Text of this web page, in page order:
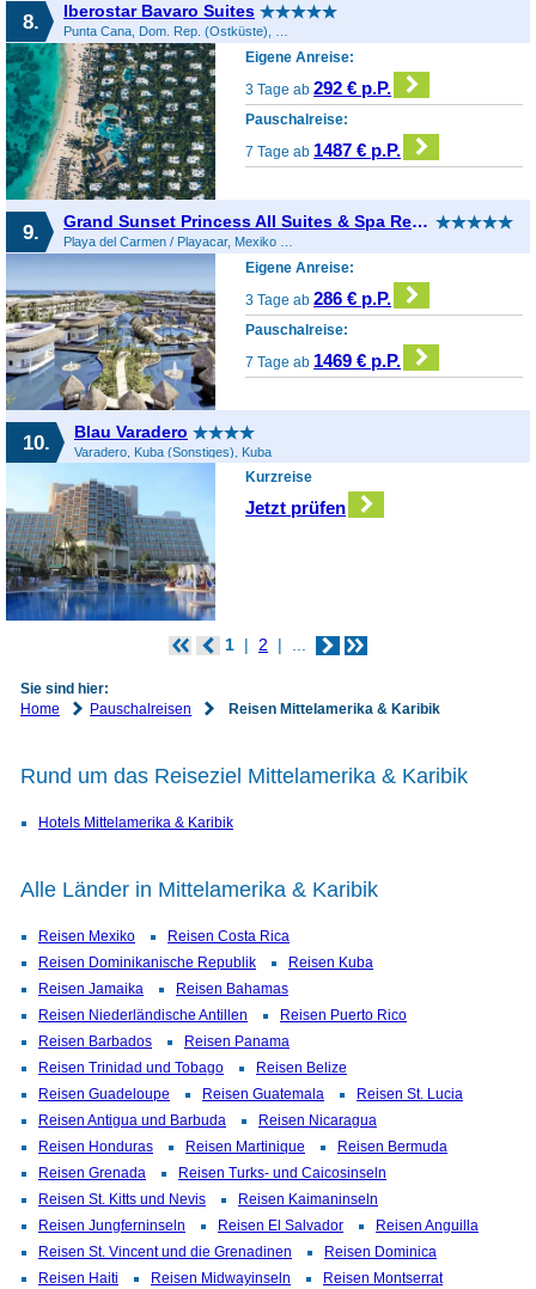
8. Iberostar Bavaro Suites
Eigene Anreise:
3 Tage ab292 € p.P.
Pauschalreise:
7 Tage ab 1487 € p.P.
9. Grand Sunset Princess All Suites & Spa Resort
Eigene Anreise:
3 Tage ab286 € p.P.
Pauschalreise:
7 Tage ab 1469 € p.P.
10. Blau Varadero
Varadero, Kuba (Sonstiges), Kuba
Kurzreise
Jetzt prüfen
1 2
Sie sind hier:
Home
Pauschalreisen Reisen Mittelamerika & Karibik
Rund um das Reiseziel Mittelamerika & Karibik
Hotels Mittelamerika & Karibik
Alle Länder in Mittelamerika & Karibik
Reisen Mexiko
Reisen Costa Rica
Reisen Dominikanische Republik
Reisen Kuba
Reisen Jamaika
Reisen Bahamas
Reisen Niederländische Antillen
Reisen Puerto Rico
Reisen Barbados
Reisen Panama
Reisen Trinidad und Tobago
Reisen Belize
Reisen Guadeloupe
Reisen Guatemala
Reisen St. Lucia
Reisen Antigua und Barbuda
Reisen Nicaragua
Reisen Honduras
Reisen Martinique
Reisen Bermuda
Reisen Grenada
Reisen Turks- und Caicosinseln
Reisen St. Kitts und Nevis
Reisen Kaimaninseln
Reisen Jungferninseln
Reisen El Salvador
Reisen Anguilla
Reisen St. Vincent und die Grenadinen
Reisen Dominica
Reisen Haiti
Reisen Midwayinseln
Reisen Montserrat